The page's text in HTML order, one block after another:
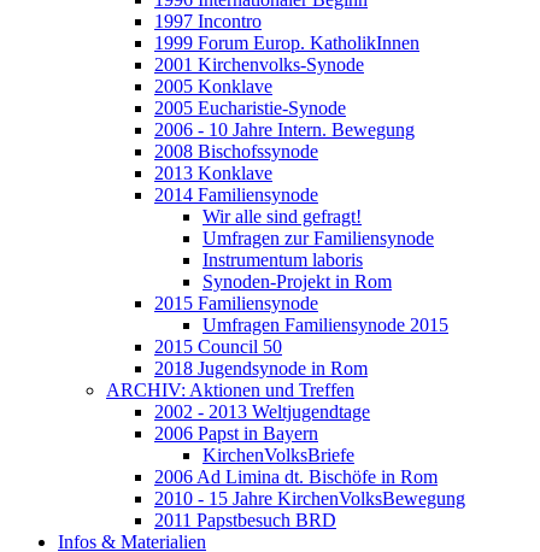
1997 Incontro
1999 Forum Europ. KatholikInnen
2001 Kirchenvolks-Synode
2005 Konklave
2005 Eucharistie-Synode
2006 - 10 Jahre Intern. Bewegung
2008 Bischofssynode
2013 Konklave
2014 Familiensynode
Wir alle sind gefragt!
Umfragen zur Familiensynode
Instrumentum laboris
Synoden-Projekt in Rom
2015 Familiensynode
Umfragen Familiensynode 2015
2015 Council 50
2018 Jugendsynode in Rom
ARCHIV: Aktionen und Treffen
2002 - 2013 Weltjugendtage
2006 Papst in Bayern
KirchenVolksBriefe
2006 Ad Limina dt. Bischöfe in Rom
2010 - 15 Jahre KirchenVolksBewegung
2011 Papstbesuch BRD
Infos & Materialien